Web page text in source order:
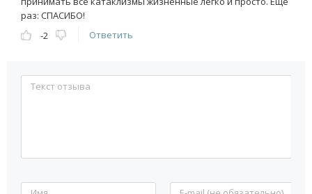
раз: СПАСИБО!
-2
Ответить